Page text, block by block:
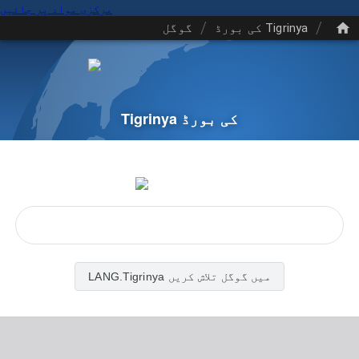
مرکزی مواد پر جائیں
/ Tigrinya کی بورڈ / گوگل
Tigrinya کی بورڈ
LANG.Tigrinya میں گوگل تلاش کریں